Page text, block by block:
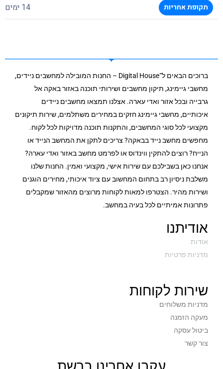
תקופת אחריות 14 ימים
ברוכים הבאים ל־Digital House – החנות המובילה למחשבים ניידים,
מחשבי גיימינג, תיקון מחשבים ושירותי תוכנה באזור באקה אל
גרבייה ובכל אזור ואדי עארה. אצלנו תמצאו מחשבים ניידים
איכותיים, מחשבי גיימינג חזקים במחירים משתלמים, שירות תיקונים
מקצועי לכל סוגי המחשבים, והתקנות תוכנה מדויקות לכל לקוח.
מחפשים מחשב נייד בבאקה? צריכים לתקן את המחשב הנייד או
הנייח? רוצים להתקין ווינדוס או לפרמט מחשב באזור ואדי עארה?
אנחנו כאן בשבילכם עם שירות אישי, מקצועי ואמין. החנות שלנו
משלבת ניסיון רב בתחום המחשוב עם ציוד איכותי, מחירים הוגנים
ושירות מהיר. הצטרפו למאות לקוחות מרוצים מהאזור שמקבלים
פתרונות אמיתיים לכל בעיה במחשב.
אודיתנו
אודות
מדניות פרטיות
שירות לקוחות
מדניות משלוחים
מעקה הזמנה
ביטול עסקה
צור קשר